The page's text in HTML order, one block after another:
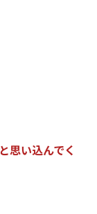
と思い込んでく